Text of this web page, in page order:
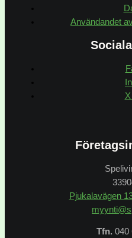
Användandet
Pjukalavägen
Tfn. 040